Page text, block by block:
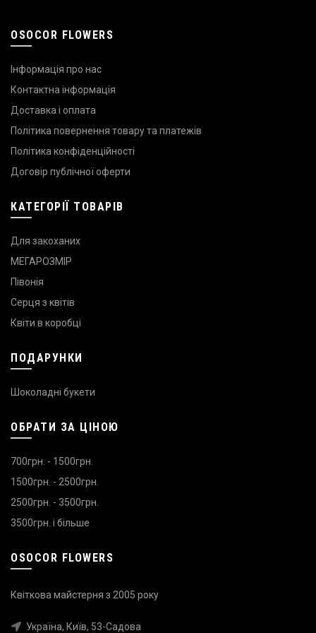
OSOCOR FLOWERS
Інформація про нас
Контактна інформація
Доставка і оплата
Політика повернення товару та платежів
Політика конфіденційності
Договір публічної оферти
КАТЕГОРІЇ ТОВАРІВ
Для закоханих
МЕГАРОЗМІР
Півонія
Серця з квітів
Квіти в коробці
ПОДАРУНКИ
Шоколадні букети
ОБРАТИ ЗА ЦІНОЮ
700грн. - 1500грн.
1500грн. - 2500грн.
2500грн. - 3500грн.
3500грн. і більше
OSOCOR FLOWERS
Квіткова майстерня з 2005 року
Україна, Київ, 53-Садова